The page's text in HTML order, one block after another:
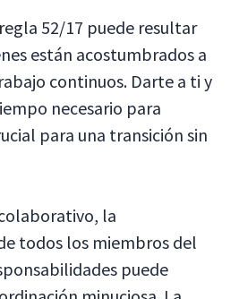
52/17 puede resultar
están acostumbrados a
continuos. Darte a ti y
necesario para
para una transición sin
la
todos los miembros del
puede